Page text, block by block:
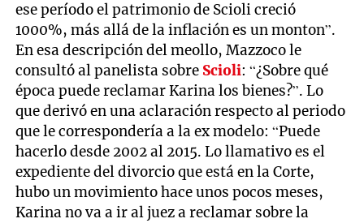
ese período el patrimonio de Scioli creció
1000%, más allá de la inflación es un monton”.
En esa descripción del meollo, Mazzoco le
consultó al panelista sobre Scioli: “¿Sobre qué
época puede reclamar Karina los bienes?”. Lo
que derivó en una aclaración respecto al periodo
que le correspondería a la ex modelo: “Puede
hacerlo desde 2002 al 2015. Lo llamativo es el
expediente del divorcio que está en la Corte,
hubo un movimiento hace unos pocos meses,
Karina no va a ir al juez a reclamar sobre la